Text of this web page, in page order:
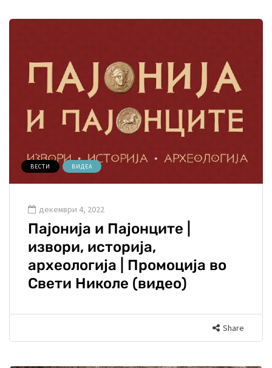
ВЕСТИ ВИДЕА
декември 4, 2022
Пајонија и Пајонците |
извори, историја,
археологија | Промоција во
Свети Николе (видео)
Share